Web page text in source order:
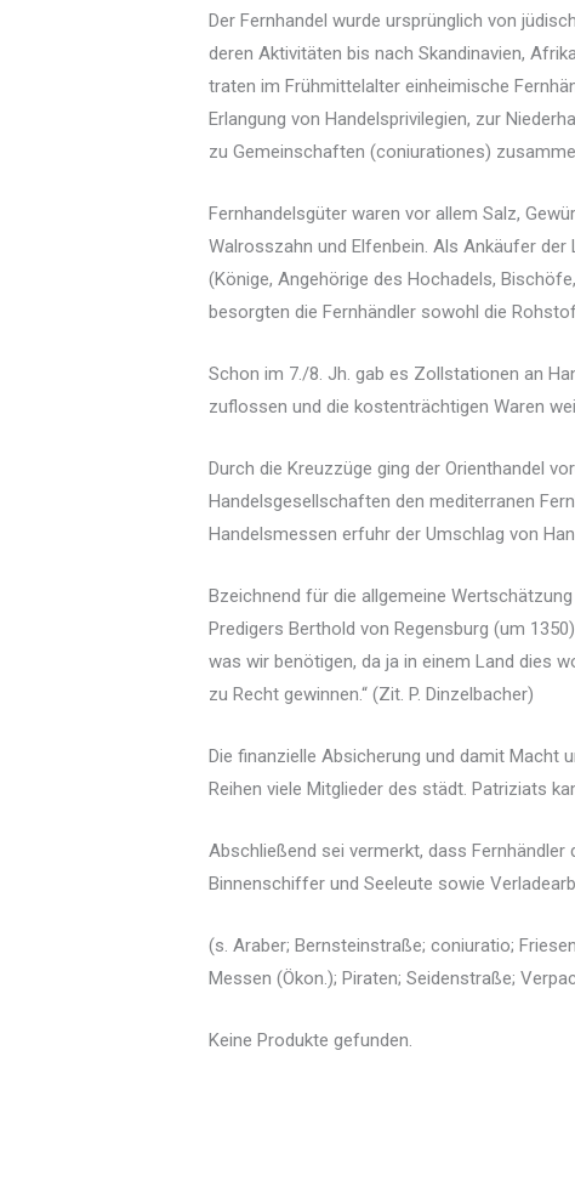
Der Fernhandel wurde ursprünglich von
deren Aktivitäten bis nach Skandinavien,
traten im Frühmittelalter einheimische
Erlangung von Handelsprivilegien, zur
zu Gemeinschaften (coniurationes)
Fernhandelsgüter waren vor allem Salz,
Walrosszahn und Elfenbein. Als Ankäufer
(Könige, Angehörige des Hochadels,
besorgten die Fernhändler sowohl die
Schon im 7./8. Jh. gab es Zollstationen an
zuflossen und die kostenträchtigen Waren
Durch die Kreuzzüge ging der Orienthandel
Handelsgesellschaften den mediterranen
Handelsmessen erfuhr der Umschlag von
Bzeichnend für die allgemeine
Predigers Berthold von Regensburg (um
was wir benötigen, da ja in einem Land dies
zu Recht gewinnen.“ (Zit. P. Dinzelbacher)
Die finanzielle Absicherung und damit Macht
Reihen viele Mitglieder des städt. Patriziats
Abschließend sei vermerkt, dass
Binnenschiffer und Seeleute sowie
(s. Araber; Bernsteinstraße; coniuratio;
Messen (Ökon.); Piraten; Seidenstraße;
Keine Produkte gefunden.